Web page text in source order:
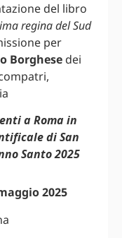
del libro
regina del Sud
per
Borghese dei
a Roma in
di San
Santo 2025
2025